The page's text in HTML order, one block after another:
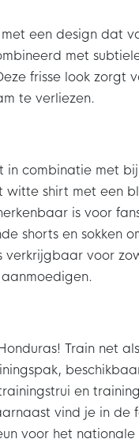
een design dat
met
frisse look zorgt
te verliezen.
in combinatie met
witte shirt met een
is voor
shorts en sokken
verkrijgbaar voor
Train net
en
vind je in de
voor het